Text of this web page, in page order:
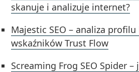
skanuje i analizuje internet?
Majestic SEO – analiza
wskaźników Trust Flow
Screaming Frog SEO Spider